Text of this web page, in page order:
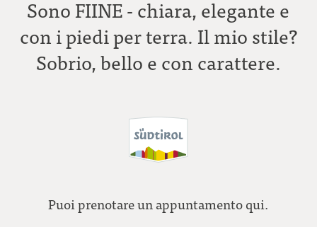
Sono FIINE - chiara, elegante e
con i piedi per terra. Il mio stile?
Sobrio, bello e con carattere.
Puoi prenotare un appuntamento qui.